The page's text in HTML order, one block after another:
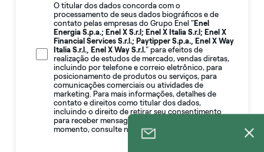
O titular dos dados concorda com o
processamento de seus dados biográficos e de
contato pelas empresas do Grupo Enel "Enel
Energia S.p.a.; Enel X S.r.l; Enel X Italia S.r.l; Enel X
Financial Services S.r.l.; Paytipper S.p.a., Enel X Way
Italia S.r.l., Enel X Way S.r.l." para efeitos de
realização de estudos de mercado, vendas diretas,
incluindo por telefone e correio eletrônico, para
posicionamento de produtos ou serviços, para
comunicações comerciais ou atividades de
marketing. Para mais informações, detalhes de
contato e direitos como titular dos dados,
incluindo o direito de retirar seu consentimento
para receber mensagens eletrônicas a qualquer
momento, consulte nossapolítica de privacidade